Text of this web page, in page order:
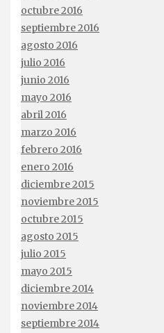
octubre 2016
septiembre 2016
agosto 2016
julio 2016
junio 2016
mayo 2016
abril 2016
marzo 2016
febrero 2016
enero 2016
diciembre 2015
noviembre 2015
octubre 2015
agosto 2015
julio 2015
mayo 2015
diciembre 2014
noviembre 2014
septiembre 2014